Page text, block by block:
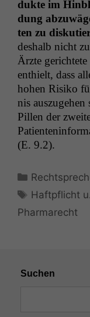
duk­te im
dung
ten zu
deshalb nicht
Ärzte
enthielt, dass
hohen Risiko
nis auszuge­hen
Pillen der
(E. 9.2).
Kategorien
Schlagwörter
Haftpflicht
Pharmarecht
Suchen